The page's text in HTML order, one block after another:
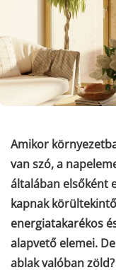
Amikor
van szó, a
általában elsőként
kapnak
energiatakarékos
alapvető elemei.
ablak valóban